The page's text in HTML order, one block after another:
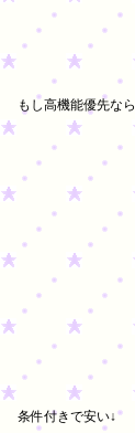
もし高機能優先なら
条件付きで安い↓